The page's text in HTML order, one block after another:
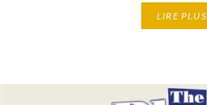
LIRE PLUS